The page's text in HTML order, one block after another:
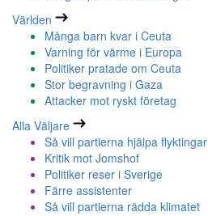
Världen
Många barn kvar i Ceuta
Varning för värme i Europa
Politiker pratade om Ceuta
Stor begravning i Gaza
Attacker mot ryskt företag
Alla Väljare
Så vill partierna hjälpa flyktingar
Kritik mot Jomshof
Politiker reser i Sverige
Färre assistenter
Så vill partierna rädda klimatet